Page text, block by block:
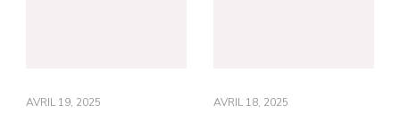
AVRIL 19, 2025 AVRIL 18, 2025